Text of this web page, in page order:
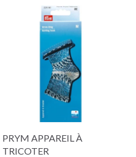
PRYM APPAREIL À
TRICOTER